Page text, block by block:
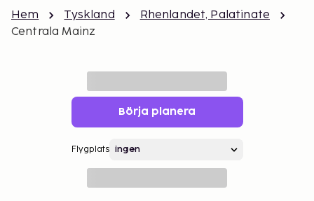
Hem Tyskland
Rhenlandet, Palatinate
Centrala Mainz
Börja planera
Flygplats